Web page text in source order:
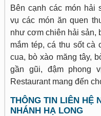
Bên cạnh các món hải
vụ các món ăn quen
như cơm chiên hải sản,
mắm tép, cá thu sốt cà
cua, bò xào măng tây,
gần gũi, đậm phong
Restaurant mang đến
THÔNG TIN LIÊN HỆ
NHÁNH HẠ LONG